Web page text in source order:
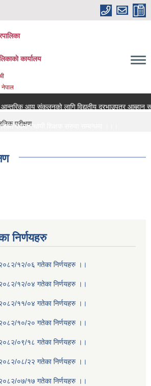
कार्यालय
नेपाल
आय संकलनको लागि विद्युतीय दरभाउपत्र आब्हान
पदमा स्थायी शिक्षक सरुवा सम्बन्धमा ।।।
परीक्षण
निर्णयहरु
२०८२/१२/०६ गतेका निर्णयहरु ।।
२०८२/१२/०४ गतेका निर्णयहरु ।।
२०८२/११/०४ गतेका निर्णयहरु ।।
२०८२/१०/२० गतेका निर्णयहरु ।।
२०८२/०९/१८ गतेका निर्णयहरु ।।
२०८२/०८/२२ गतेका निर्णयहरु ।।
२०८२/०७/१७ गतेका निर्णयहरु ।।